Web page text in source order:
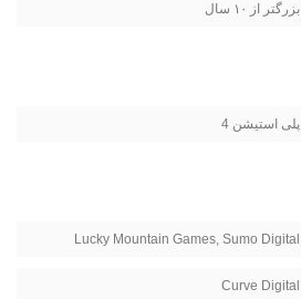
بزرگتر از ۱۰ سال
پلی استیشن 4
Lucky Mountain Games, Sumo Digital
Curve Digital